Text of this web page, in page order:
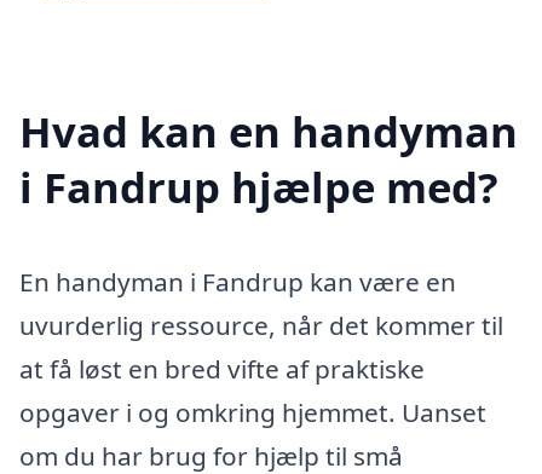
Hvad kan en handyman
i Fandrup hjælpe med?
En handyman i Fandrup kan være en
uvurderlig ressource, når det kommer til
at få løst en bred vifte af praktiske
opgaver i og omkring hjemmet. Uanset
om du har brug for hjælp til små